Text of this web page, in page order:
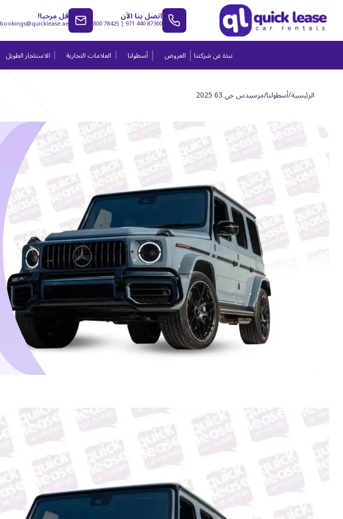
اتصل بنا الآن800 78425 |971 440 87300 قل مرحبا!
bookings@quicklease.ae
نبذة عن شركتنا العروض أسطولنا العلامات التجارية الاستئجار الطويل
الرئيسية/أسطولنا/مرسيدس جي 63 2025